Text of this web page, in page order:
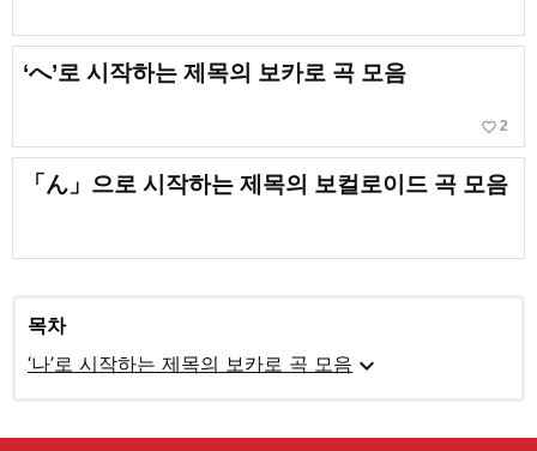
‘へ’로 시작하는 제목의 보카로 곡 모음
favorite_border 2
「ん」으로 시작하는 제목의 보컬로이드 곡 모음
목차
‘나’로 시작하는 제목의 보카로 곡 모음 expand_more